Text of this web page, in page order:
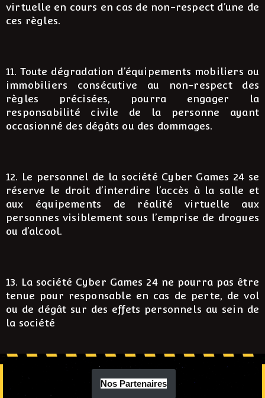
virtuelle en cours en cas de non-respect d’une de
ces règles.
11. Toute dégradation d’équipements mobiliers ou
immobiliers consécutive au non-respect des
règles précisées, pourra engager la
responsabilité civile de la personne ayant
occasionné des dégâts ou des dommages.
12. Le personnel de la société Cyber Games 24 se
réserve le droit d’interdire l’accès à la salle et
aux équipements de réalité virtuelle aux
personnes visiblement sous l’emprise de drogues
ou d’alcool.
13. La société Cyber Games 24 ne pourra pas être
tenue pour responsable en cas de perte, de vol
ou de dégât sur des effets personnels au sein de
la société
Nos Partenaires